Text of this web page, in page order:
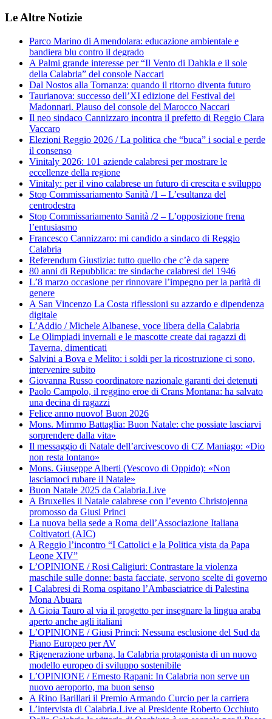
Le Altre Notizie
Parco Marino di Amendolara: educazione ambientale e
bandiera blu contro il degrado
A Palmi grande interesse per “Il Vento di Dahkla e il sole
della Calabria” del console Naccari
Dal Nostos alla Tornanza: quando il ritorno diventa futuro
Taurianova: successo dell’XI edizione del Festival dei
Madonnari. Plauso del console del Marocco Naccari
Il neo sindaco Cannizzaro incontra il prefetto di Reggio Clara
Vaccaro
Elezioni Reggio 2026 / La politica che “buca” i social e perde
il consenso
Vinitaly 2026: 101 aziende calabresi per mostrare le
eccellenze della regione
Vinitaly: per il vino calabrese un futuro di crescita e sviluppo
Stop Commissariamento Sanità /1 – L’esultanza del
centrodestra
Stop Commissariamento Sanità /2 – L’opposizione frena
l’entusiasmo
Francesco Cannizzaro: mi candido a sindaco di Reggio
Calabria
Referendum Giustizia: tutto quello che c’è da sapere
80 anni di Repubblica: tre sindache calabresi del 1946
L’8 marzo occasione per rinnovare l’impegno per la parità di
genere
A San Vincenzo La Costa riflessioni su azzardo e dipendenza
digitale
L’Addio / Michele Albanese, voce libera della Calabria
Le Olimpiadi invernali e le mascotte create dai ragazzi di
Taverna, dimenticati
Salvini a Bova e Melito: i soldi per la ricostruzione ci sono,
intervenire subito
Giovanna Russo coordinatore nazionale garanti dei detenuti
Paolo Campolo, il reggino eroe di Crans Montana: ha salvato
una decina di ragazzi
Felice anno nuovo! Buon 2026
Mons. Mimmo Battaglia: Buon Natale: che possiate lasciarvi
sorprendere dalla vita»
Il messaggio di Natale dell’arcivescovo di CZ Maniago: «Dio
non resta lontano»
Mons. Giuseppe Alberti (Vescovo di Oppido): «Non
lasciamoci rubare il Natale»
Buon Natale 2025 da Calabria.Live
A Bruxelles il Natale calabrese con l’evento Christojenna
promosso da Giusi Princi
La nuova bella sede a Roma dell’Associazione Italiana
Coltivatori (AIC)
A Reggio l’incontro “I Cattolici e la Politica vista da Papa
Leone XIV”
L’OPINIONE / Rosi Caligiuri: Contrastare la violenza
maschile sulle donne: basta facciate, servono scelte di governo
I Calabresi di Roma ospitano l’Ambasciatrice di Palestina
Mona Abuara
A Gioia Tauro al via il progetto per insegnare la lingua araba
aperto anche agli italiani
L’OPINIONE / Giusi Princi: Nessuna esclusione del Sud da
Piano Europeo per AV
Rigenerazione urbana, la Calabria protagonista di un nuovo
modello europeo di sviluppo sostenibile
L’OPINIONE / Ernesto Rapani: In Calabria non serve un
nuovo aeroporto, ma buon senso
A Rino Barillari il Premio Armando Curcio per la carriera
L’intervista di Calabria.Live al Presidente Roberto Occhiuto